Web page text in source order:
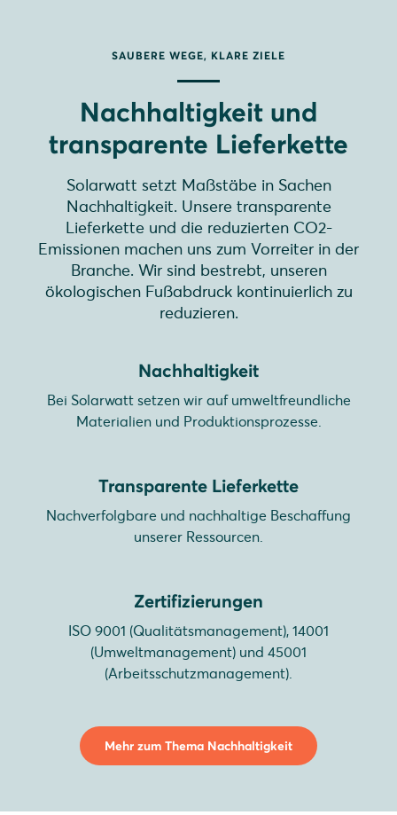
SAUBERE WEGE, KLARE ZIELE
Nachhaltigkeit und
transparente Lieferkette
Solarwatt setzt Maßstäbe in Sachen
Nachhaltigkeit. Unsere transparente
Lieferkette und die reduzierten CO2-
Emissionen machen uns zum Vorreiter in der
Branche. Wir sind bestrebt, unseren
ökologischen Fußabdruck kontinuierlich zu
reduzieren.
Nachhaltigkeit
Bei Solarwatt setzen wir auf umweltfreundliche
Materialien und Produktionsprozesse.
Transparente Lieferkette
Nachverfolgbare und nachhaltige Beschaffung
unserer Ressourcen.
Zertifizierungen
ISO 9001 (Qualitätsmanagement), 14001
(Umweltmanagement) und 45001
(Arbeitsschutzmanagement).
Mehr zum Thema Nachhaltigkeit